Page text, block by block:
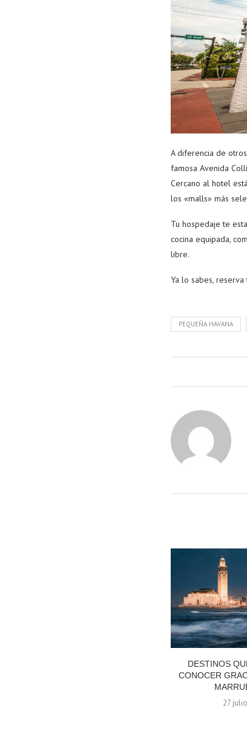
A diferencia de
famosa Avenida
Cercano al hotel
los «malls» más
Tu hospedaje te
cocina equipada,
libre.
Ya lo sabes,
PEQUEÑA HAVANA
DESTINOS
CONOCER
27